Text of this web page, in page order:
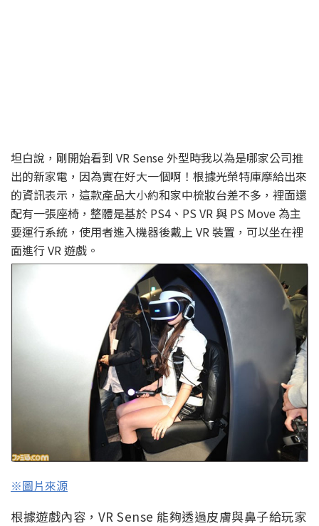
坦白說，剛開始看到 VR Sense 外型時我以為是哪家公司推
出的新家電，因為實在好大一個啊！根據光榮特庫摩給出來
的資訊表示，這款產品大小約和家中梳妝台差不多，裡面還
配有一張座椅，整體是基於 PS4、PS VR 與 PS Move 為主
要運行系統，使用者進入機器後戴上 VR 裝置，可以坐在裡
面進行 VR 遊戲。
※圖片來源
根據遊戲內容，VR Sense 能夠透過皮膚與鼻子給玩家